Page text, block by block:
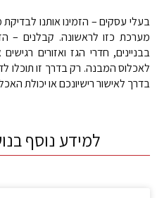
בעלי עסקים – הזמינו אותנו
מערכת כזו לראשונה. קבלנים –
לאכלוס המבנה. רק בדרך זו
בדרך לאישור רישיונכם או יכולת
למידע נוסף